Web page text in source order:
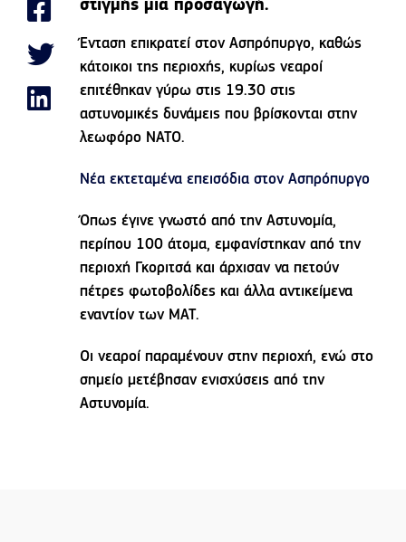
στιγμής μια προσαγωγή.
Ένταση επικρατεί στον Ασπρόπυργο, καθώς
κάτοικοι της περιοχής, κυρίως νεαροί
επιτέθηκαν γύρω στις 19.30 στις
αστυνομικές δυνάμεις που βρίσκονται στην
λεωφόρο ΝΑΤΟ.
Νέα εκτεταμένα επεισόδια στον Ασπρόπυργο
Όπως έγινε γνωστό από την Αστυνομία,
περίπου 100 άτομα, εμφανίστηκαν από την
περιοχή Γκοριτσά και άρχισαν να πετούν
πέτρες φωτοβολίδες και άλλα αντικείμενα
εναντίον των ΜΑΤ.
Οι νεαροί παραμένουν στην περιοχή, ενώ στο
σημείο μετέβησαν ενισχύσεις από την
Αστυνομία.